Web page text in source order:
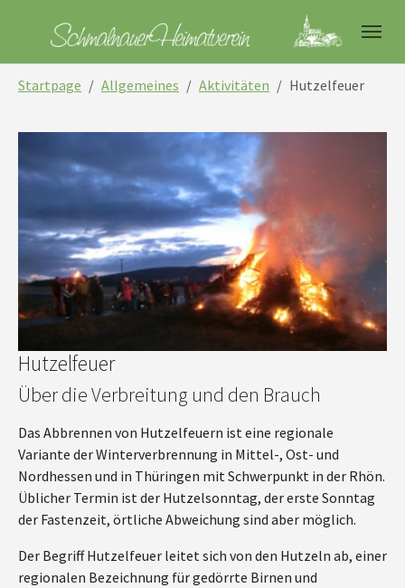
Startpage Allgemeines Aktivitäten Hutzelfeuer
Hutzelfeuer
Über die Verbreitung und den Brauch
Das Abbrennen von Hutzelfeuern ist eine regionale
Variante der Winterverbrennung in Mittel-, Ost- und
Nordhessen und in Thüringen mit Schwerpunkt in der Rhön.
Üblicher Termin ist der Hutzelsonntag, der erste Sonntag
der Fastenzeit, örtliche Abweichung sind aber möglich.
Der Begriff Hutzelfeuer leitet sich von den Hutzeln ab, einer
regionalen Bezeichnung für gedörrte Birnen und